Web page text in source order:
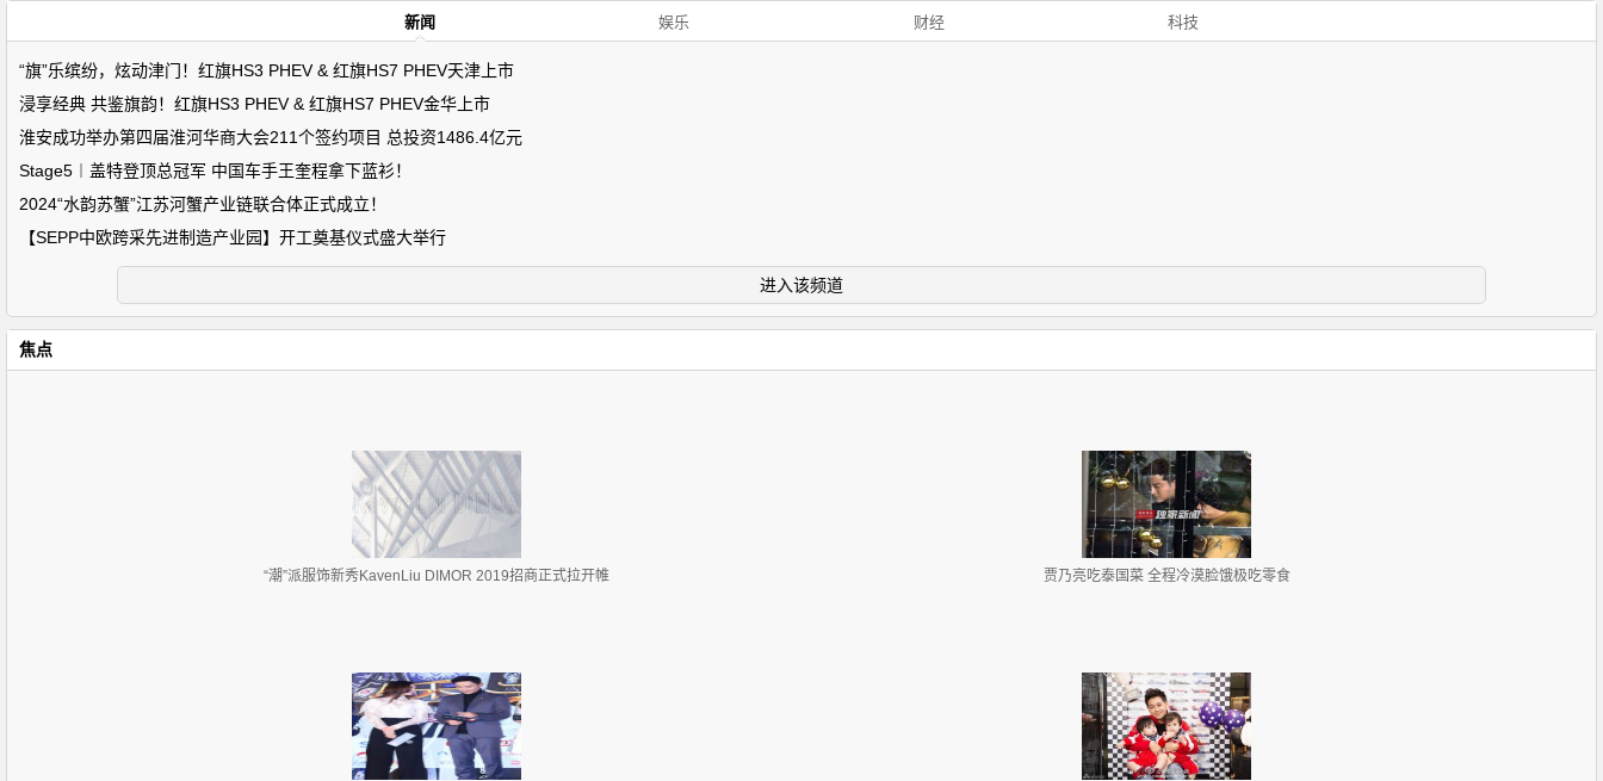
新闻 娱乐 财经 科技
“旗”乐缤纷，炫动津门！红旗HS3 PHEV & 红旗HS7 PHEV天津上市
浸享经典 共鉴旗韵！红旗HS3 PHEV & 红旗HS7 PHEV金华上市
淮安成功举办第四届淮河华商大会211个签约项目 总投资1486.4亿元
Stage5︱盖特登顶总冠军 中国车手王奎程拿下蓝衫！
2024“水韵苏蟹”江苏河蟹产业链联合体正式成立！
【SEPP中欧跨采先进制造产业园】开工奠基仪式盛大举行
进入该频道
焦点
“潮”派服饰新秀KavenLiu DIMOR 2019招商正式拉开帷 贾乃亮吃泰国菜 全程冷漠脸饿极吃零食